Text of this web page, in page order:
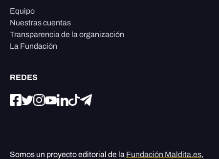
Equipo
Nuestras cuentas
Transparencia de la organización
La Fundación
REDES
Somos un proyecto editorial de la Fundación Maldita.es,